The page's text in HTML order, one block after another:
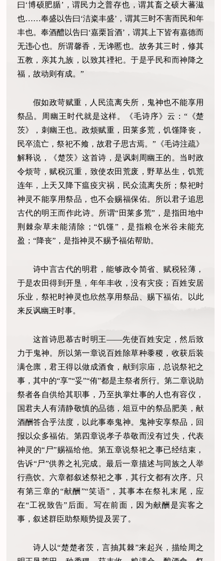
曰‘博硕肥腯’，谓民力之普存也，谓其畜之硕大蕃滋
也……奉盛以告曰‘洁粢丰盛’，谓其三时不害而民和年
丰也。奉酒醴以告曰‘嘉栗旨酒’，谓其上下皆有嘉德而
无违心也。所谓馨香，无谗慝也。故务其三时，修其
五教，亲其九族，以致其禋祀。于是乎民和而神降之
福，故动则有成。”
假如政苛赋重，人民流离失所，鬼神也不能享用
祭品。周幽王时代就是这样。《毛诗序》云：“《楚
茨》，刺幽王也。政烦赋重，田莱多荒，饥馑降丧，
民卒流亡，祭祀不飨，故君子思古焉。”《毛诗注疏》
解释说，《楚茨》这首诗，是讽刺周幽王的。当时政
令烦苛，赋税沉重，致使农田荒废，野草丛生，饥荒
连年，上天又降下瘟疫灾祸，民众流离失所；祭祀时
神灵不能享用祭品，也不会赐福保佑。所以君子追思
古代的明王而作此诗。所谓“田莱多荒”，是指田地中
荆棘杂草未能清除；“饥馑”，是指粮仓米谷未能充
盈；“降丧”，是指神灵不赐予福佑帮助。
诗中言古代的明君，能够政令简省、赋税轻薄，
于是农田得到开垦，年年丰收，没有灾疫；百姓安居
乐业，祭祀时神灵也欣然享用祭品、赐下福佑。以此
来反讽幽王时事。
这首诗思慕古时明王——先使百姓安定，然后致
力于鬼神。所以第一章说百姓除草种黍稷，收获后装
满仓廪，君王得以做成酒食，献到宗庙，总说祭祀之
事，其中的“享”“妥”“侑”都是主祭者所行。第二章说助
祭者各自供给其职事，乃至执掌灶事的人也有容仪，
国君夫人有清静敬慎的品德，俎豆中的祭品肥美，献
酒酬答合乎法度，以此事奉鬼神。鬼神安享祭品，回
报以众多福佑。第四章说孝子恭敬而没有过失，代表
神灵的“尸”赐福给他。第五章说祭祀之事已经结束，
告诉“尸”供养之礼完成。最后一章描述与同族之人举
行燕饮。六章都叙述祭祀之事，其行文都有次序。只
有第三章的“献酬”“笑语”，其事本在祭礼末尾，应
在“工祝致告”后面。写在前面，因为献酬是宾客之
事，叙述群臣助祭顺势提及罢了。
诗人以“楚楚者茨，言抽其棘”来起兴，描绘周之